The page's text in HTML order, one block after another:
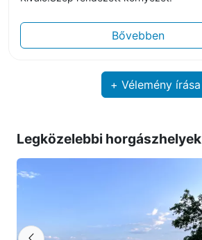
Bővebben
+ Vélemény írása
Legközelebbi horgászhelyek